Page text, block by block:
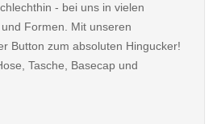
- bei uns in vielen
Formen. Mit unseren
Button zum absoluten Hingucker!
Tasche, Basecap und